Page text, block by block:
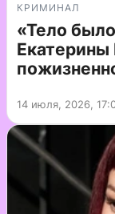
КРИМИНАЛ
«Тело
Екатерины
14 июля, 2026,